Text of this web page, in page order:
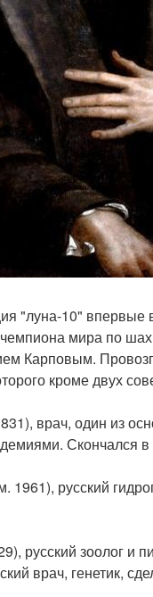
"луна-10"
мира по
Карповым.
кроме двух
врач, один из
Скончался
русский
русский зоолог и
врач, генетик,